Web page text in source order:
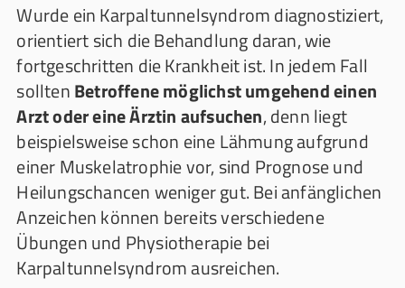
Wurde ein Karpaltunnelsyndrom diagnostiziert,
orientiert sich die Behandlung daran, wie
fortgeschritten die Krankheit ist. In jedem Fall
solltenBetroffene möglichst umgehend einen
Arzt oder eine Ärztin aufsuchen, denn liegt
beispielsweise schon eine Lähmung aufgrund
einer Muskelatrophie vor, sind Prognose und
Heilungschancen weniger gut. Bei anfänglichen
Anzeichen können bereits verschiedene
Übungen und Physiotherapie bei
Karpaltunnelsyndrom ausreichen.